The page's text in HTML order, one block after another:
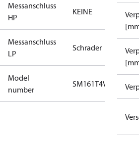
Messanschluss
HP
KEINE
Messanschluss
LP
Schrader
Model
number
SM161T4VC